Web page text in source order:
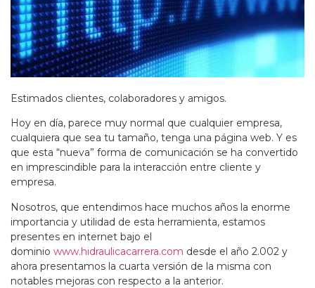
Estimados clientes, colaboradores y amigos.
Hoy en día, parece muy normal que cualquier empresa,
cualquiera que sea tu tamaño, tenga una página web. Y es
que esta “nueva” forma de comunicación se ha convertido
en imprescindible para la interacción entre cliente y
empresa.
Nosotros, que entendimos hace muchos años la enorme
importancia y utilidad de esta herramienta, estamos
presentes en internet bajo el
dominio www.hidraulicacarrera.com desde el año 2.002 y
ahora presentamos la cuarta versión de la misma con
notables mejoras con respecto a la anterior.